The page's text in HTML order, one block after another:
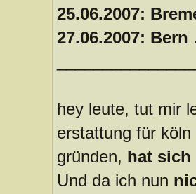
25.06.2007:
27.06.2007: Bern
hey leute, tut mir
erstattung für
gründen, hat sich
Und da ich nun